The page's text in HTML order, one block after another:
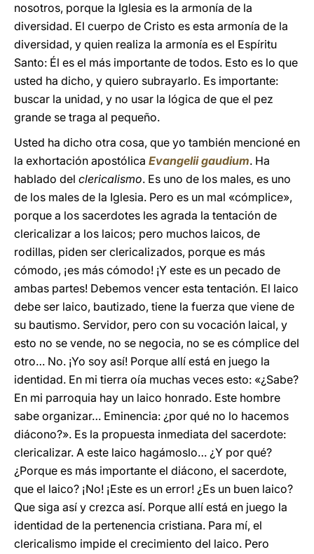
nosotros, porque la Iglesia es la armonía de la
diversidad. El cuerpo de Cristo es esta armonía de la
diversidad, y quien realiza la armonía es el Espíritu
Santo: Él es el más importante de todos. Esto es lo que
usted ha dicho, y quiero subrayarlo. Es importante:
buscar la unidad, y no usar la lógica de que el pez
grande se traga al pequeño.
Usted ha dicho otra cosa, que yo también mencioné en
la exhortación apostólica Evangelii gaudium. Ha
hablado del clericalismo. Es uno de los males, es uno
de los males de la Iglesia. Pero es un mal «cómplice»,
porque a los sacerdotes les agrada la tentación de
clericalizar a los laicos; pero muchos laicos, de
rodillas, piden ser clericalizados, porque es más
cómodo, ¡es más cómodo! ¡Y este es un pecado de
ambas partes! Debemos vencer esta tentación. El laico
debe ser laico, bautizado, tiene la fuerza que viene de
su bautismo. Servidor, pero con su vocación laical, y
esto no se vende, no se negocia, no se es cómplice del
otro… No. ¡Yo soy así! Porque allí está en juego la
identidad. En mi tierra oía muchas veces esto: «¿Sabe?
En mi parroquia hay un laico honrado. Este hombre
sabe organizar… Eminencia: ¿por qué no lo hacemos
diácono?». Es la propuesta inmediata del sacerdote:
clericalizar. A este laico hagámoslo… ¿Y por qué?
¿Porque es más importante el diácono, el sacerdote,
que el laico? ¡No! ¡Este es un error! ¿Es un buen laico?
Que siga así y crezca así. Porque allí está en juego la
identidad de la pertenencia cristiana. Para mí, el
clericalismo impide el crecimiento del laico. Pero